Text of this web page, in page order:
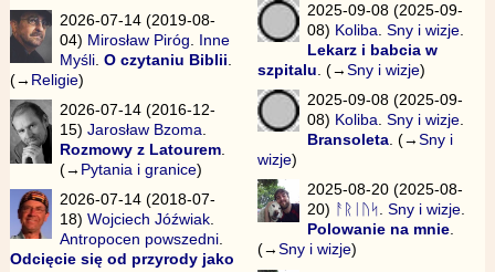
2026-07-14 (2019-08-
04) Mirosław Piróg
Inne
Myśli .O czytaniu Biblii
(→ Religie)
2026-07-14 (2016-12-
15)Jarosław Bzoma
Rozmowy z Latourem
(→ Pytania i granice)
2026-07-14 (2018-07-
18)Wojciech Jóźwiak.
Antropocen powszedni.
Odcięcie się od przyrody jako
2025-09-08 (2025-09-
08) Koliba .Sny i wizje
Lekarz i babcia w
szpitalu . (→Sny i wizje)
2025-09-08 (2025-09-
08) Koliba.Sny i wizje.
Bransoleta. (→Sny i
wizje)
2025-08-20 (2025-08-
20) ᚨᚱᛁᚢᛋ.Sny i wizje.
Polowanie na mnie.
(→Sny i wizje)